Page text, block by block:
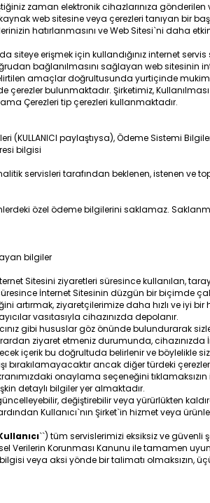
zaman elektronik cihazlarınıza
web sitesine veya çerezleri tanıyan bir
hatırlanmasını ve Web Sitesi`ni daha
siteye erişmek için kullandığınız internet
bağlanılmasını sağlayan web sitesinin
amaçlar doğrultusunda yurtiçinde mukim
çerezler bulunmaktadır. Şirketimiz,
Çerezleri tip çerezleri kullanmaktadır.
(KULLANICI paylaştıysa), Ödeme Sistemi
bilgisi
servisleri tarafından beklenen, istenen ve
özel ödeme bilgilerini saklamaz.
bilgiler
Sitesini ziyaretleri süresince kullanılan,
İnternet Sitesinin düzgün bir biçimde
artırmak, ziyaretçilerimize daha hızlı ve iyi
vasıtasıyla cihazınızda depolanır.
gibi hususlar göz önünde bulundurarak
ziyaret etmeniz durumunda,
içerik bu doğrultuda belirlenir ve böylelikle
bırakılamayacaktır ancak diğer türdeki
onaylama seçeneğini
detaylı bilgiler yer almaktadır.
değiştirebilir veya yürürlükten
Kullanıcı`nın Şirket`in hizmet veya
``) tüm servislerimizi eksiksiz ve güvenli
Verilerin Korunması Kanunu ile tamamen
bilgisi veya aksi yönde bir talimatı